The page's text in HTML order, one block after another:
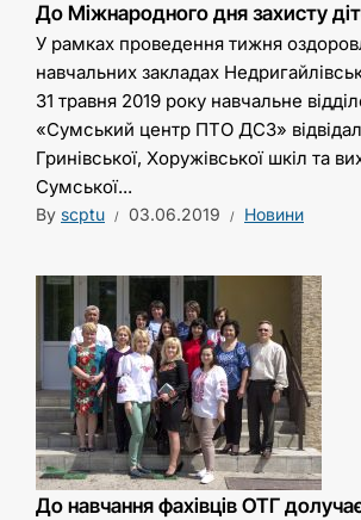
До Міжнародного дня захисту
У рамках проведення тижня
навчальних закладах
31 травня 2019 року навчальне
«Сумський центр ПТО ДСЗ»
Гринівської, Хоружівської шкіл та
Сумської...
By scptu 03.06.2019 Новини
До навчання фахівців ОТГ